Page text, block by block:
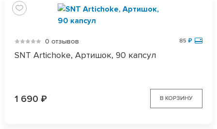
0 отзывов 85 ₽
SNT Artichoke, Артишок, 90 капсул
1 690 ₽ В КОРЗИНУ